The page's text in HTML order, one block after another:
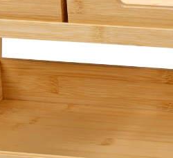
bamboe
­dienbladen
rek past naadloos in elk
van pas. In de keuken
spoelbak, op de vensterbank
het extra opbergruimte
mogelijk had geacht. Als
bewaren van groente en